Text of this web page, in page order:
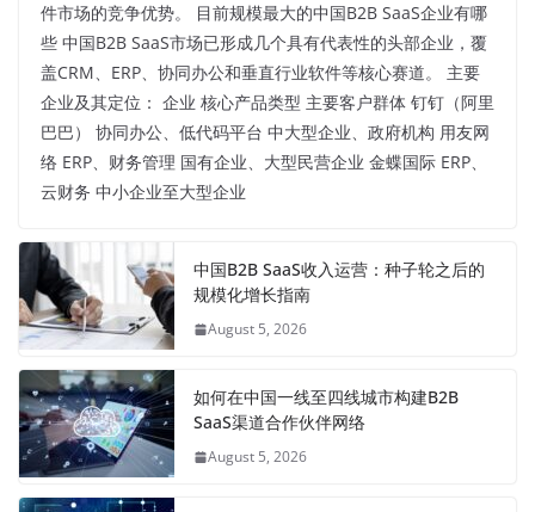
件市场的竞争优势。 目前规模最大的中国B2B SaaS企业有哪
些 中国B2B SaaS市场已形成几个具有代表性的头部企业，覆
盖CRM、ERP、协同办公和垂直行业软件等核心赛道。 主要
企业及其定位： 企业 核心产品类型 主要客户群体 钉钉（阿里
巴巴） 协同办公、低代码平台 中大型企业、政府机构 用友网
络 ERP、财务管理 国有企业、大型民营企业 金蝶国际 ERP、
云财务 中小企业至大型企业
中国B2B SaaS收入运营：种子轮之后的
规模化增长指南
August 5, 2026
如何在中国一线至四线城市构建B2B
SaaS渠道合作伙伴网络
August 5, 2026